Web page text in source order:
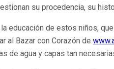
su procedencia, su
educación de estos niños,
al Bazar con Corazón de
de agua y capas tan